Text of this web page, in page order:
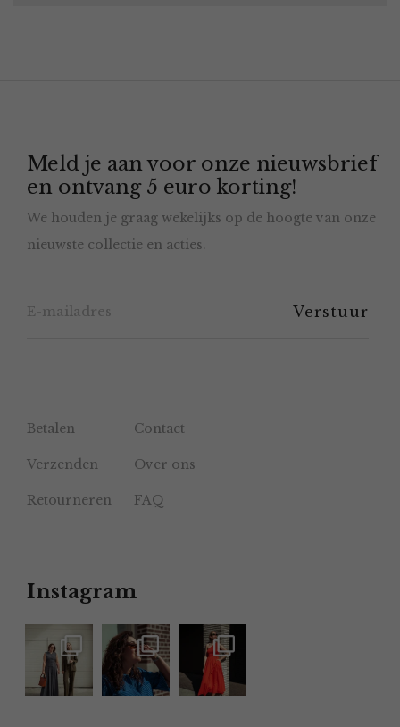
Meld je aan voor onze nieuwsbrief
en ontvang 5 euro korting!
We houden je graag wekelijks op de hoogte van onze
nieuwste collectie en acties.
Betalen Contact
Verzenden Over ons
Retourneren FAQ
Instagram